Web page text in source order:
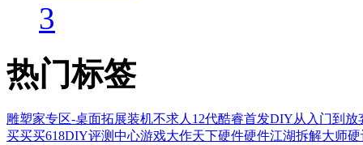
3
热门标签
雕塑家专区-桌面拓展装机不求人12代酷睿首发DIY从入门到放
买买买618DIY评测中心游戏大作天下硬件硬件江湖拆解大师硬